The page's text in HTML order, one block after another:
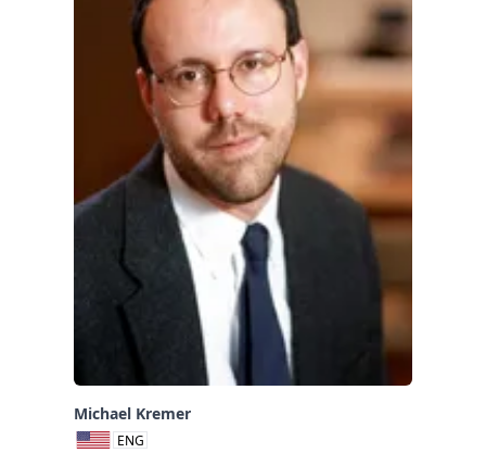
Michael Kremer
ENG